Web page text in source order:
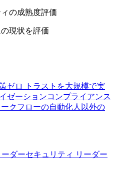
の成熟度評価
現状を評価
ゼロ トラストを大規模で実
ゼーションコンプライアンス
クフローの自動化人以外の
ダーセキュリティ リーダー